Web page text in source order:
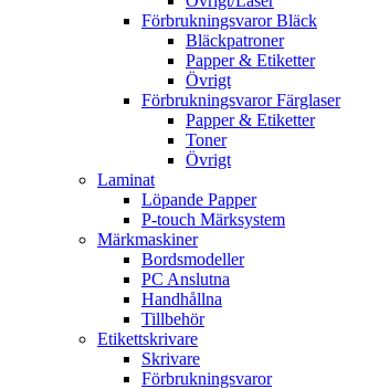
Förbrukningsvaror Bläck
Bläckpatroner
Papper & Etiketter
Övrigt
Förbrukningsvaror Färglaser
Papper & Etiketter
Toner
Övrigt
Laminat
Löpande Papper
P-touch Märksystem
Märkmaskiner
Bordsmodeller
PC Anslutna
Handhållna
Tillbehör
Etikettskrivare
Skrivare
Förbrukningsvaror